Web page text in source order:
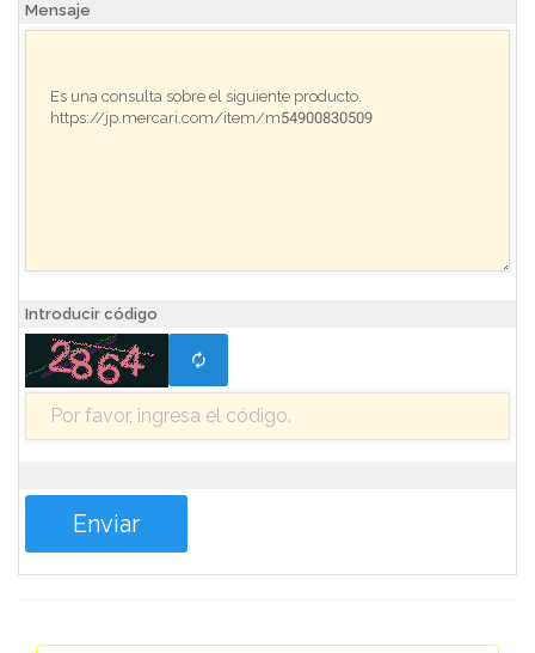
Mensaje
Introducir código